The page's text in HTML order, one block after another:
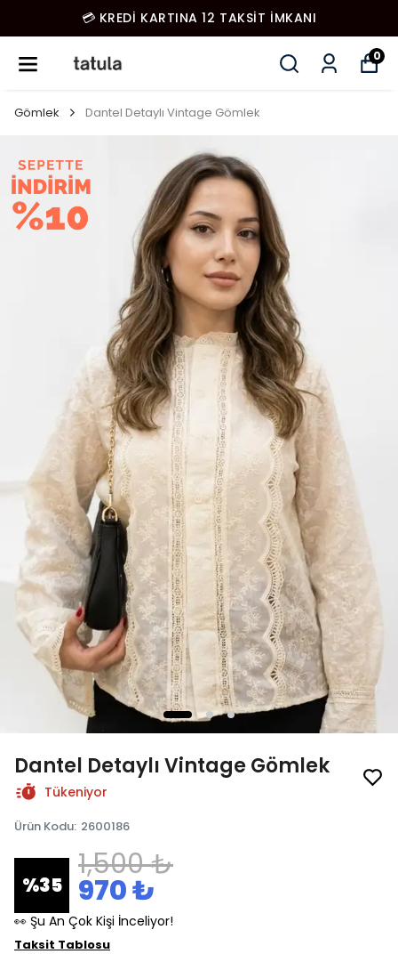
💳 KREDİ KARTINA 12 TAKSİT İMKANI
0
Gömlek Dantel Detaylı Vintage Gömlek
Dantel Detaylı Vintage Gömlek
Tükeniyor
Ürün Kodu: 2600186
%35
1,500 ₺
970 ₺
👀 Şu An Çok Kişi İnceliyor!
Taksit Tablosu